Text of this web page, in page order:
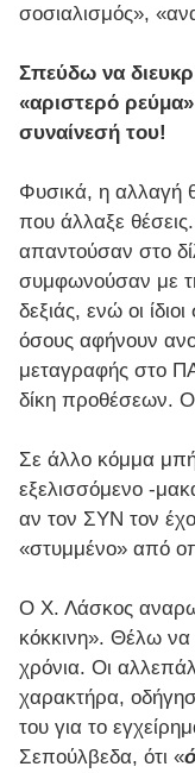
σοσιαλισμός»,
Σπεύδω να
«αριστερό
συναίνεσή του!
Φυσικά, η αλλαγή
που άλλαξε
απαντούσαν στο
συμφωνούσαν με
δεξιάς, ενώ οι
όσους αφήνουν
μεταγραφής στο
δίκη προθέσεων. Ο
Σε άλλο κόμμα
εξελισσόμενο -
αν τον ΣΥΝ τον
«στυμμένο» από
Ο Χ. Λάσκος
κόκκινη». Θέλω
χρόνια. Οι
χαρακτήρα,
του για το
Σεπούλβεδα, ότι «